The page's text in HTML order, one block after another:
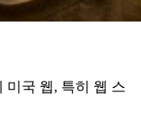
미국 웹, 특히 웹 스